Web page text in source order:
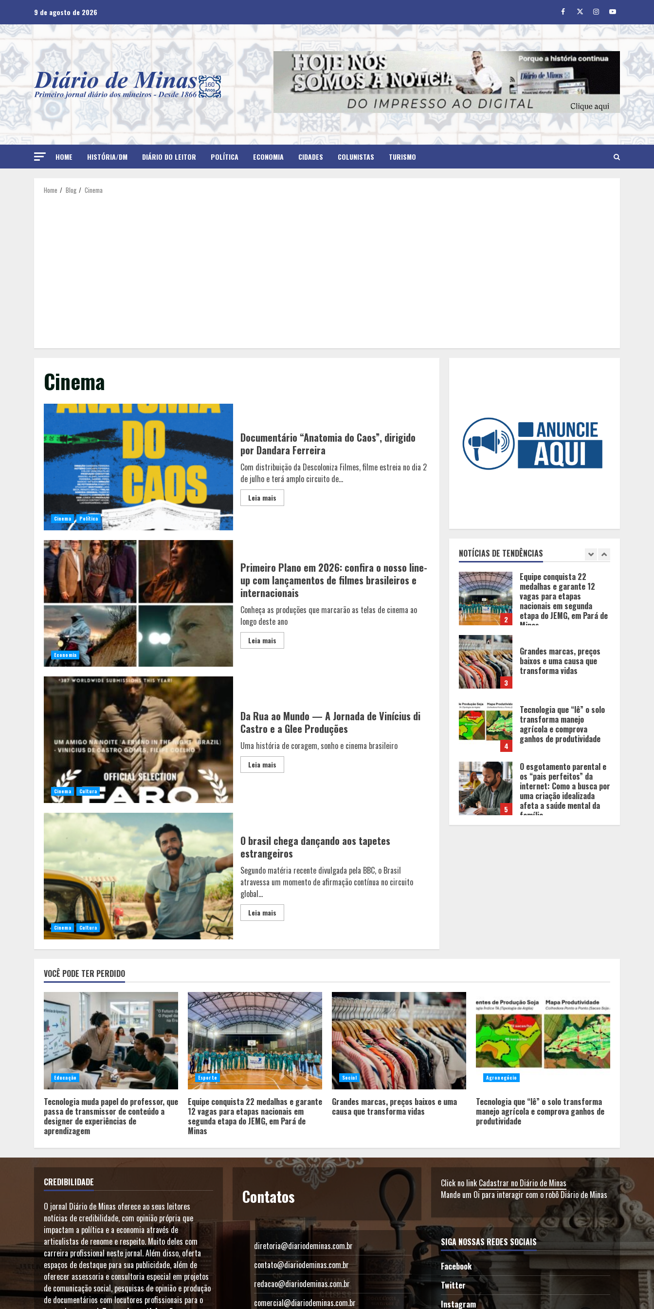
content
9 de agosto de 2026 Facebook
TwitterInstagram
Youtube
HOME HISTÓRIA/DM DIÁRIO DO LEITOR POLÍTICA ECONOMIA CIDADES COLUNISTAS TURISMO
Home Blog Cinema
Cinema
Cinema Política
Documentário “Anatomia do Caos”, dirigido
por Dandara Ferreira
Com distribuição da Descoloniza Filmes, filme estreia no dia 2
de julho e terá amplo circuito de...
Leia mais
Economia
Primeiro Plano em 2026: confira o nosso line-
up com lançamentos de filmes brasileiros e
internacionais
Conheça as produções que marcarão as telas de cinema ao
longo deste ano
Leia mais
Cinema Cultura
Da Rua ao Mundo — A Jornada de Vinícius di
Castro e a Glee Produções
Uma história de coragem, sonho e cinema brasileiro
Leia mais
Cinema Cultura
O brasil chega dançando aos tapetes
estrangeiros
Segundo matéria recente divulgada pela BBC, o Brasil
atravessa um momento de afirmação contínua no circuito
global...
Leia mais
NOTÍCIAS DE TENDÊNCIAS
4
ganhos de produtividade
O esgotamento parental e
os “pais perfeitos” da
internet: Como a busca por
1
de aprendizagem
2
Equipe conquista 22
medalhas e garante 12
vagas para etapas
nacionais em segunda
etapa do JEMG, em Pará de
Minas
3
Grandes marcas, preços
baixos e uma causa que
transforma vidas
4
Tecnologia que “lê” o solo
transforma manejo
agrícola e comprova
ganhos de produtividade
5
O esgotamento parental e
os “pais perfeitos” da
internet: Como a busca por
uma criação idealizada
afeta a saúde mental da
família
3
4
Tecnologia que “lê” o solo
transforma manejo
agrícola e comprova
ganhos de produtividade
VOCÊ PODE TER PERDIDO
Educação
Tecnologia muda papel do professor, que
passa de transmissor de conteúdo a
designer de experiências de
aprendizagem
Esporte
Equipe conquista 22 medalhas e garante
12 vagas para etapas nacionais em
segunda etapa do JEMG, em Pará de
Minas
Social
Grandes marcas, preços baixos e uma
causa que transforma vidas
Agronegócio
Tecnologia que “lê” o solo transforma
manejo agrícola e comprova ganhos de
produtividade
CREDIBILIDADE
O jornal Diário de Minas oferece ao seus leitores
notícias de credibilidade, com opinião própria que
impactam a política e a economia através de
articulistas de renome e respeito. Muito deles com
carreira profissional neste jornal. Além disso, oferta
espaços de destaque para sua publicidade, além de
oferecer assessoria e consultoria especial em projetos
de comunicação social, pesquisas de opinião e produção
de documentários com locutores profissionais para o
Contatos
diretoria@diariodeminas.com.br
contato@diariodeminas.com.br
redacao@diariodeminas.com.br
comercial@diariodeminas.com.br
Click no link Cadastrar no Diário de Minas
Mande um Oi para interagir com o robô Diário de Minas
SIGA NOSSAS REDES SOCIAIS
Facebook
Twitter
Instagram